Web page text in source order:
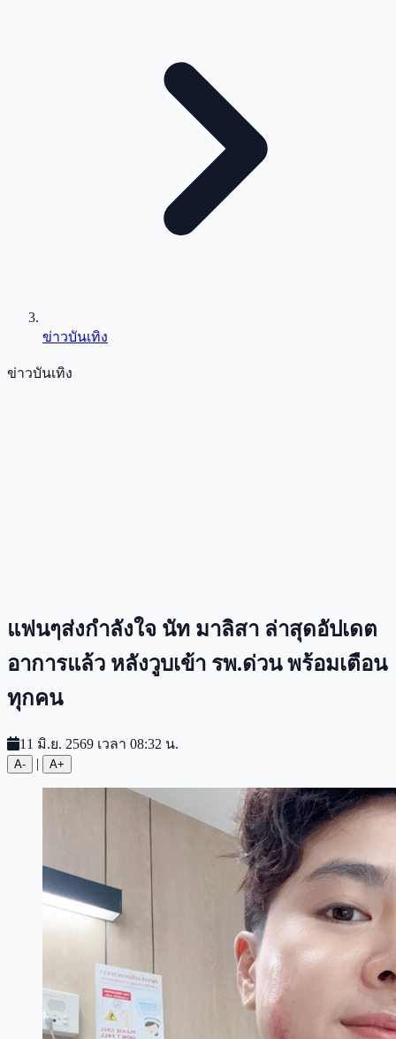
ข่าวบันเทิง
ข่าวบันเทิง
แฟนๆส่งกำลังใจ นัท มาลิสา ล่าสุดอัปเดต
อาการแล้ว หลังวูบเข้า รพ.ด่วน พร้อมเตือน
ทุกคน
11 มิ.ย. 2569 เวลา 08:32 น.
A- | A+